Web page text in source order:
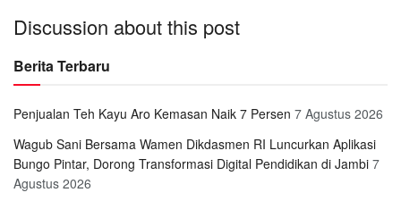
Discussion about this post
Berita Terbaru
Penjualan Teh Kayu Aro Kemasan Naik 7 Persen 7 Agustus 2026
Wagub Sani Bersama Wamen Dikdasmen RI Luncurkan Aplikasi
Bungo Pintar, Dorong Transformasi Digital Pendidikan di Jambi 7
Agustus 2026